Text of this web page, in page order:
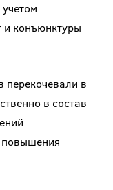
и конъюнктуры
перекочевали в
в состав
повышения